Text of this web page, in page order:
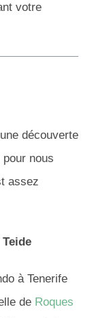
votre
découverte
nous
assez
à Tenerife
de Roques